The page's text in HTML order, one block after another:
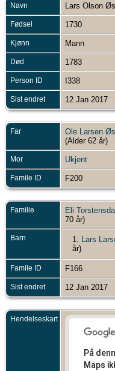
Navn Lars Olson
Fødsel 1730
Kjønn Mann
Død 1783
Person ID I338
Sist endret 12 Jan 2017
Far Ole Larsen
(Alder 62 år)
Mor Ukjent
Famile ID F200
Familie Eli
70 år)
Barn 1. Lars
år)
Famile ID F166
Sist endret 12 Jan 2017
Hendelseskart
På
Maps